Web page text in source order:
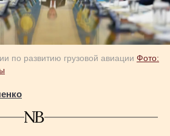
по развитию грузовой авиации Фото: